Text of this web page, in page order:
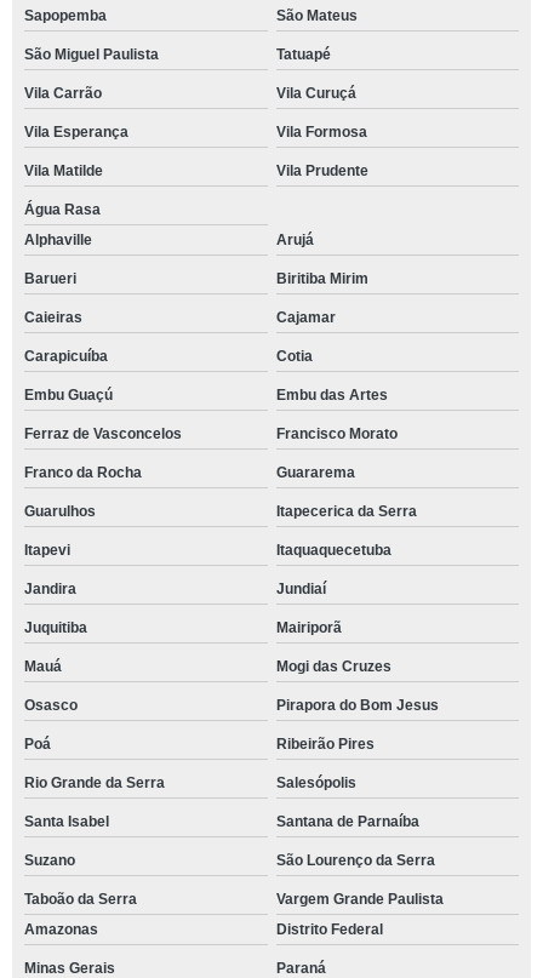
Sapopemba São Mateus
São Miguel Paulista Tatuapé
Vila Carrão Vila Curuçá
Vila Esperança Vila Formosa
Vila Matilde Vila Prudente
Água Rasa
Alphaville
Arujá
Barueri Biritiba Mirim
Caieiras Cajamar
Carapicuíba Cotia
Embu Guaçú Embu das Artes
Ferraz de Vasconcelos Francisco Morato
Franco da Rocha Guararema
Guarulhos Itapecerica da Serra
Itapevi Itaquaquecetuba
Jandira Jundiaí
Juquitiba Mairiporã
Mauá Mogi das Cruzes
Osasco Pirapora do Bom Jesus
Poá Ribeirão Pires
Rio Grande da Serra Salesópolis
Santa Isabel Santana de Parnaíba
Suzano São Lourenço da Serra
Taboão da Serra
Vargem Grande Paulista
Amazonas
Distrito Federal
Minas Gerais Paraná